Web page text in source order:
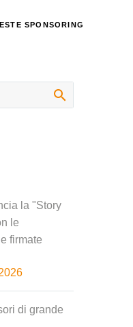
SPONSORING
la "Story
le
firmate
di grande